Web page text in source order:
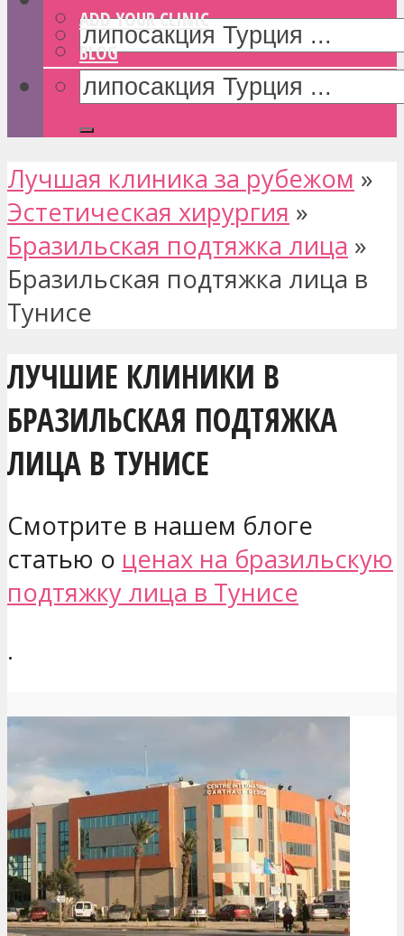
ADD YOUR CLINIC
BLOG
Лучшая клиника за рубежом »
Эстетическая хирургия »
Бразильская подтяжка лица »
Бразильская подтяжка лица в
Тунисе
ЛУЧШИЕ КЛИНИКИ В
БРАЗИЛЬСКАЯ ПОДТЯЖКА
ЛИЦА В ТУНИСЕ
Смотрите в нашем блоге
статью о ценах на бразильскую
подтяжку лица в Тунисе
.